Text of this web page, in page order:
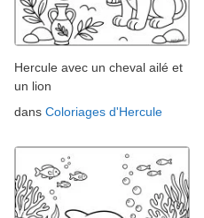
Hercule avec un cheval ailé et
un lion
dans Coloriages d'Hercule